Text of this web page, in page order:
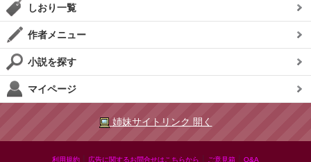
しおり一覧
作者メニュー
小説を探す
マイページ
姉妹サイトリンク 開く
利用規約 広告に関するお問合せはこちらから ご意見箱 Q&A